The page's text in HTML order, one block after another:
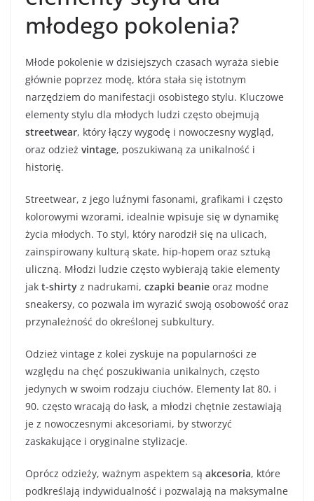
młodego pokolenia?
Młode pokolenie w dzisiejszych czasach wyraża siebie
głównie poprzez modę, która stała się istotnym
narzędziem do manifestacji osobistego stylu. Kluczowe
elementy stylu dla młodych ludzi często obejmują
streetwear, który łączy wygodę i nowoczesny wygląd,
oraz odzież vintage, poszukiwaną za unikalność i
historię.
Streetwear, z jego luźnymi fasonami, grafikami i często
kolorowymi wzorami, idealnie wpisuje się w dynamikę
życia młodych. To styl, który narodził się na ulicach,
zainspirowany kulturą skate, hip-hopem oraz sztuką
uliczną. Młodzi ludzie często wybierają takie elementy
jak t-shirty z nadrukami, czapki beanie oraz modne
sneakersy, co pozwala im wyrazić swoją osobowość oraz
przynależność do określonej subkultury.
Odzież vintage z kolei zyskuje na popularności ze
względu na chęć poszukiwania unikalnych, często
jedynych w swoim rodzaju ciuchów. Elementy lat 80. i
90. często wracają do łask, a młodzi chętnie zestawiają
je z nowoczesnymi akcesoriami, by stworzyć
zaskakujące i oryginalne stylizacje.
Oprócz odzieży, ważnym aspektem są akcesoria, które
podkreślają indywidualność i pozwalają na maksymalne